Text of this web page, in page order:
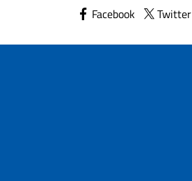
Facebook Twitter